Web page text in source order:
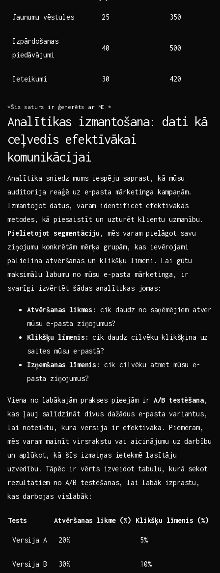
Jaunumu vēstules 25 350
Izpārdošanas
piedāvājumi
40 500
Ieteikumi 30 420
*Šis saturs ir ģenerēts⁢ ar MI.*
Analītikas izmantošana: dati kā
ceļvedis efektīvākai
komunikācijai
Analītika sniedz mums iespēju saprast, kā mūsu
auditorija reaģē uz​ e-pasta mārketinga kampaņām.
Izmantojot datus, varam identificēt efektīvākās
metodes, kā piesaistīt ⁢un uzturēt klientu uzmanību.
Pielietojot segmentāciju , mēs varam ⁢pielāgot ⁣savu⁢
ziņojumu konkrētām mērķa grupām, kas‍ ievērojami
palielina atvēršanas ⁣un klikšķu līmeni. Lai gūtu
maksimālu labumu no mūsu e-pasta mārketinga, ir
svarīgi​ izvērtēt šādas analītikas jomas:
Atvēršanas ⁤likmes:
cik daudz no saņēmējiem atver
mūsu e-pasta ziņojumus?
Klikšķu līmenis: ‍cik ⁣daudz cilvēku klikšķina uz
saites mūsu e-pastā?
Izņemšanas līmenis:
cik cilvēku atmet mūsu e-
pasta ziņojumus?
Viena no labākajām prakses pieejām⁣ ir A/B testēšana,
kas ļauj​ salīdzināt divus dažādus e-pasta variantus,
lai noteiktu, kura versija ir efektīvāka. ​Piemēram,
mēs varam mainīt ⁤virsrakstu vai aicinājumu uz darbību
un aplūkot,‌ kā šīs izmaiņas ietekmē lasītāju
uzvedību. Tāpēc ir vērts ⁤izveidot tabulu, kurā sekot
rezultātiem no A/B testēšanas, lai labāk izprastu,
kas darbojas vislabāk:
Tests Atvēršanas ‍likme (%) Klikšķu līmenis (%)
Versija A 20% 5%
Versija B 30% 10%